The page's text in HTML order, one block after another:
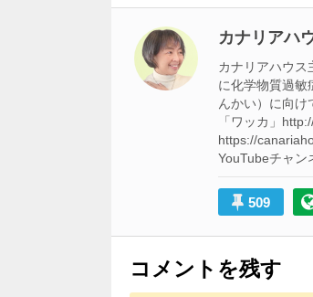
ビ
ゲ
ー
シ
カナリアハ
カナリアハウス
に化学物質過敏
んかい）に向
「ワッカ」
https://
YouTubeチャン
509
コメントを残す